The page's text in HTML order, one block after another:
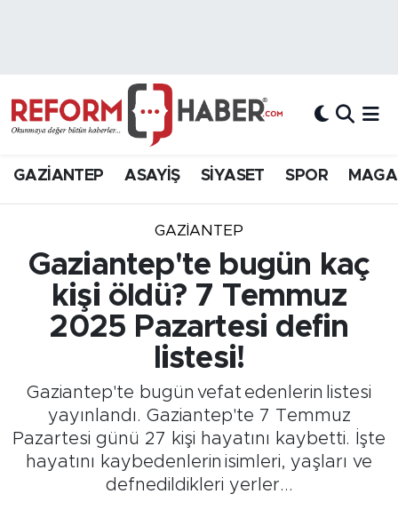
GAZİANTEP ASAYİŞ SİYASET SPOR
GAZIANTEP
Gaziantep'te bugün kaç
kişi öldü? 7 Temmuz
2025 Pazartesi defin
listesi!
Gaziantep'te bugün vefat edenlerin listesi
yayınlandı. Gaziantep'te 7 Temmuz
Pazartesi günü 27 kişi hayatını kaybetti. İşte
hayatını kaybedenlerin isimleri, yaşları ve
defnedildikleri yerler...
Hava Durumu
Süper Lig Puan Durumu ve Fikstür
Tüm Manşetler
Son Dakika Haberleri
Haber Arşivi